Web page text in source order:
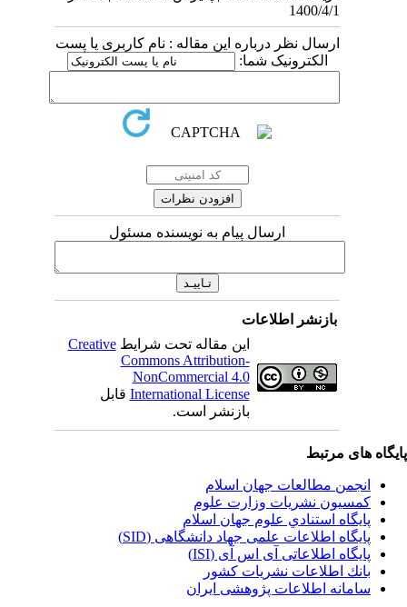
1400/4/1
ارسال نظر درباره این مقاله : نام کاربری یا پست
الکترونیک شما:
ارسال پیام به نویسنده مسئول
بازنشر اطلاعات
این مقاله تحت شرایطCreative
Commons Attribution-
NonCommercial 4.0
International Licenseقابل
بازنشر است.
های مرتبط
انجمن مطالعات جهان اسلام
کمسیون نشریات وزارت علوم
پايگاه استنادي علوم جهان اسلام
پایگاه اطلاعات علمی جهاد دانشگاهی (SID)
پایگاه اطلاعاتی آی اس آی (ISI)
بانك اطلاعات نشريات كشور
سامانه اطلاعات پژوهشی ایران